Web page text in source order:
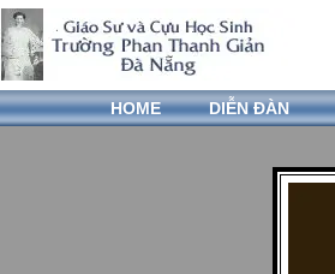
HOME DIỄN ĐÀN